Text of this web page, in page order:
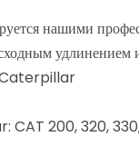
нашими
Caterpillar
CAT 200, 320,